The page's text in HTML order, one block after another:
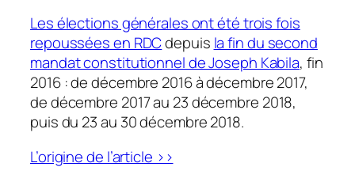
Les élections générales ont été trois fois
repoussées en RDCdepuis la fin du second
mandat constitutionnel de Joseph Kabila, fin
2016 : de décembre 2016 à décembre 2017,
de décembre 2017 au 23 décembre 2018,
puis du 23 au 30 décembre 2018.
L’origine de l’article >>